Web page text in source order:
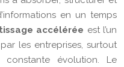
en un temps
accélérée est l’un
les entreprises, surtout
constante évolution. Le